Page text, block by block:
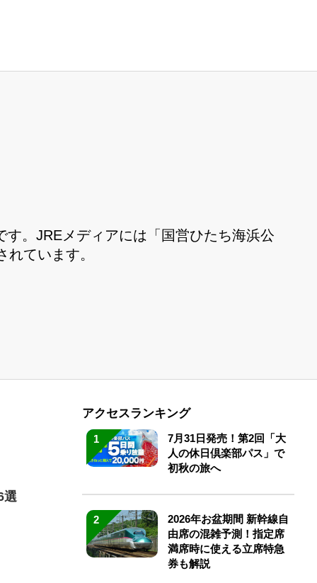
。JREメディアには「国営ひたち海浜公
ています。
選
アクセスランキング
1
7月31日発売！第2回「大
人の休日倶楽部パス」で
初秋の旅へ
2
2026年お盆期間 新幹線自
由席の混雑予測！指定席
満席時に使える立席特急
券も解説